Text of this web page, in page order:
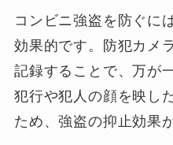
コンビニ強盗を防ぐに
効果的です。防犯カメ
記録することで、万が
犯行や犯人の顔を映し
ため、強盗の抑止効果